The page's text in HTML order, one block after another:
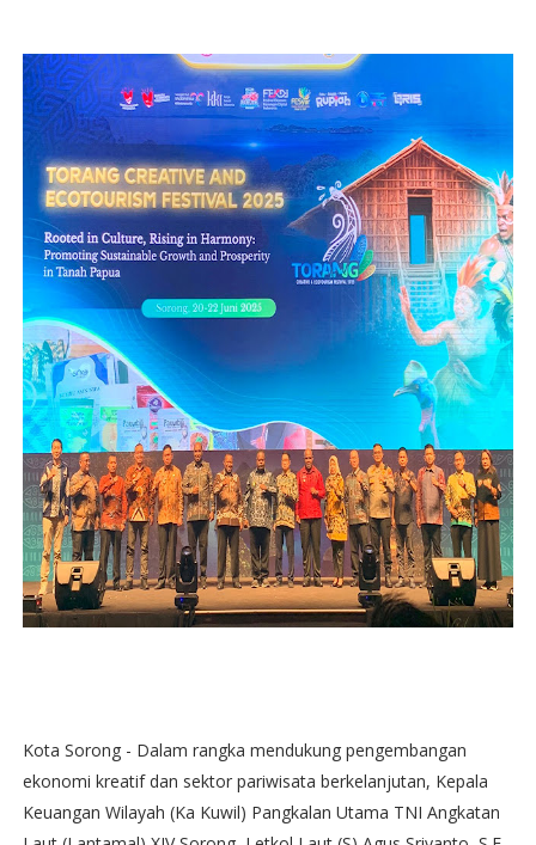
Kota Sorong - Dalam rangka mendukung pengembangan
ekonomi kreatif dan sektor pariwisata berkelanjutan, Kepala
Keuangan Wilayah (Ka Kuwil) Pangkalan Utama TNI Angkatan